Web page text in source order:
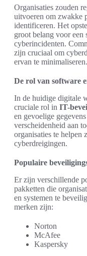
Organisaties zouden
uitvoeren om zwakke
identificeren. Het
groot belang voor een
cyberincidenten.
zijn cruciaal om
ervan te minimaliseren.
De rol van software
In de huidige digitale
cruciale rol in IT-
en gevoelige
verscheidenheid aan
organisaties te helpen
cyberdreigingen.
Populaire
Er zijn verschillende
pakketten die
en systemen te
merken zijn:
Norton
McAfee
Kaspersky